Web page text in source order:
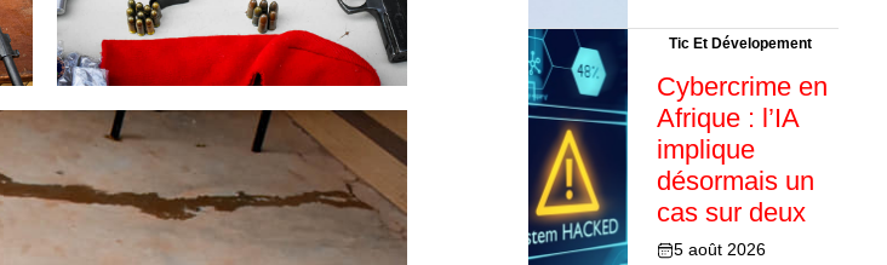
Tic Et Dévelopement
Cybercrime en
Afrique : l’IA
implique
désormais un
cas sur deux
5 août 2026